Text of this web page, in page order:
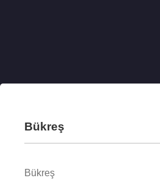
Bükreş
Bükreş